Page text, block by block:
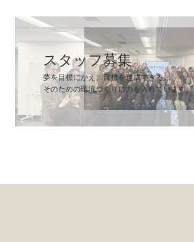
スタッフ募集
夢を目標にかえ、目標を達成できる。
そのための環境づくりに力を入れています。